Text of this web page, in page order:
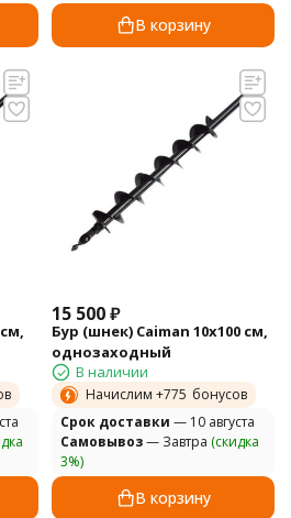
В корзину
15 500₽
Бур (шнек) Caiman 10х100 см,
однозаходный
В наличии
Начислим +775 бонусов
Cрок доставки — 10 августа
Самовывоз— Завтра (скидка
3%)
В корзину